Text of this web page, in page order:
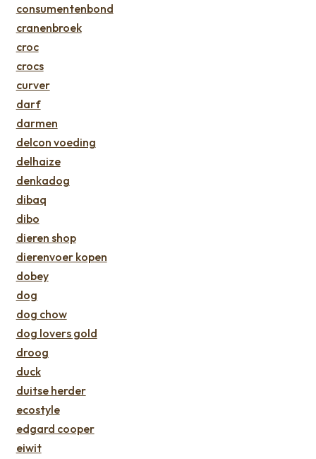
consumentenbond
cranenbroek
croc
crocs
curver
darf
darmen
delcon voeding
delhaize
denkadog
dibaq
dibo
dieren shop
dierenvoer kopen
dobey
dog
dog chow
dog lovers gold
droog
duck
duitse herder
ecostyle
edgard cooper
eiwit